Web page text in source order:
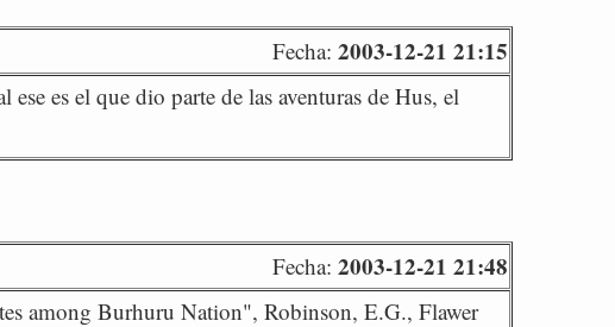
Fecha: 2003-12-21 21:15
ese es el que dio parte de las aventuras de Hus, el
Fecha: 2003-12-21 21:48
among Burhuru Nation", Robinson, E.G., Flawer